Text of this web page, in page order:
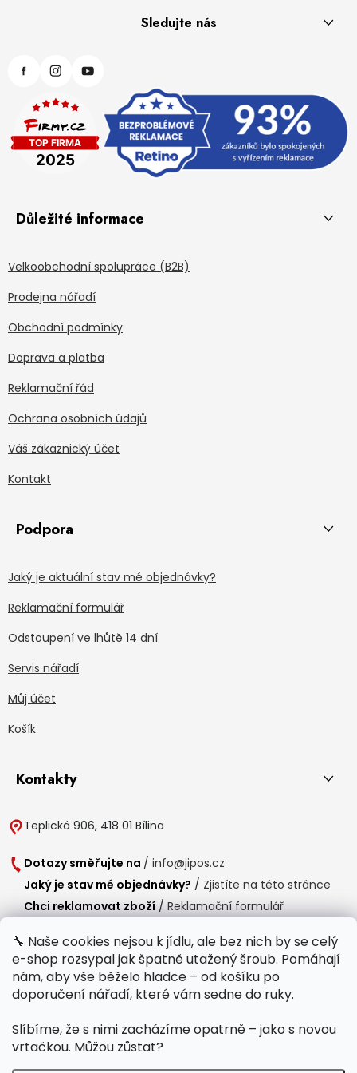
🔧 Naše cookies nejsou k jídlu, ale bez nich by se celý
e-shop rozsypal jak špatně utažený šroub. Pomáhají
nám, aby vše běželo hladce – od košíku po
doporučení nářadí, které vám sedne do ruky.
Slíbíme, že s nimi zacházíme opatrně – jako s novou
vrtačkou. Můžou zůstat?
Sledujte nás
Důležité informace
Velkoobchodní spolupráce (B2B)
Prodejna nářadí
Obchodní podmínky
Doprava a platba
Reklamační řád
Ochrana osobních údajů
Váš zákaznický účet
Kontakt
Podpora
Jaký je aktuální stav mé objednávky?
Reklamační formulář
Odstoupení ve lhůtě 14 dní
Servis nářadí
Můj účet
Košík
Kontakty
Teplická 906, 418 01 Bílina
Dotazy směřujte na / info@jipos.cz
Jaký je stav mé objednávky? / Zjistíte na této stránce
Chci reklamovat zboží / Reklamační formulář
Provozní doba
Po-Čt / 8:00 - 15:00
Polední přestávka /11:00 - 11:30